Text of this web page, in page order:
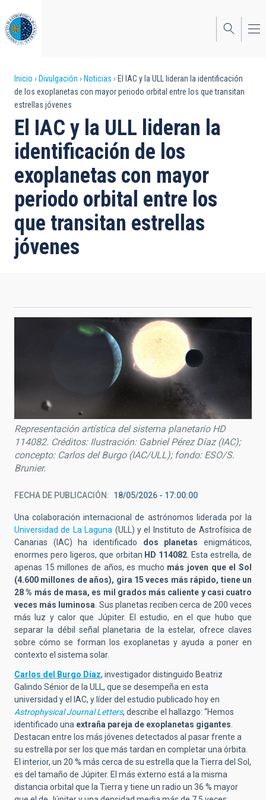
al
contenido
principal
Sobrescribir
enlaces
de
ayuda
a
la
navegación
Inicio Divulgación Noticias
El IAC y la ULL lideran la identificación
de los exoplanetas con mayor periodo orbital entre los que transitan
estrellas jóvenes
El IAC y la ULL lideran la
identificación de los
exoplanetas con mayor
periodo orbital entre los
que transitan estrellas
jóvenes
Representación artística del sistema planetario HD
114082. Créditos: Ilustración: Gabriel Pérez Díaz (IAC);
concepto: Carlos del Burgo (IAC/ULL); fondo: ESO/S.
Brunier.
FECHA DE PUBLICACIÓN 18/05/2026 - 17:00:00
Una colaboración internacional de astrónomos liderada por la
Universidad de La Laguna (ULL) y el Instituto de Astrofísica de
Canarias (IAC) ha identificado dos planetas enigmáticos,
enormes pero ligeros, que orbitan HD 114082. Esta estrella, de
apenas 15 millones de años, es mucho más joven que el Sol
(4.600 millones de años), gira 15 veces más rápido, tiene un
28 % más de masa, es mil grados más caliente y casi cuatro
veces más luminosa. Sus planetas reciben cerca de 200 veces
más luz y calor que Júpiter. El estudio, en el que hubo que
separar la débil señal planetaria de la estelar, ofrece claves
sobre cómo se forman los exoplanetas y ayuda a poner en
contexto el sistema solar.
Carlos del Burgo Díaz, investigador distinguido Beatriz
Galindo Sénior de la ULL, que se desempeña en esta
universidad y el IAC, y líder del estudio publicado hoy en
Astrophysical Journal Letters, describe el hallazgo: “Hemos
identificado una extraña pareja de exoplanetas gigantes.
Destacan entre los más jóvenes detectados al pasar frente a
su estrella por ser los que más tardan en completar una órbita.
El interior, un 20 % más cerca de su estrella que la Tierra del Sol,
es del tamaño de Júpiter. El más externo está a la misma
distancia orbital que la Tierra y tiene un radio un 36 % mayor